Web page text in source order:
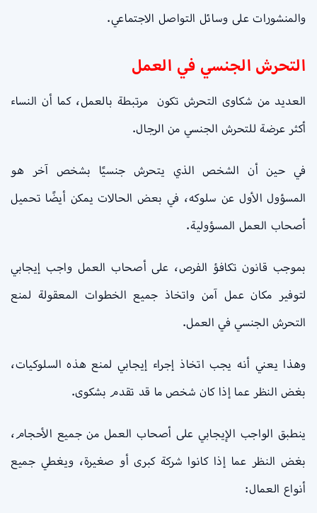
والمنشورات على وسائل التواصل الاجتماعي.
التحرش الجنسي في العمل
العديد من شكاوى التحرش تكون مرتبطة بالعمل، كما أن النساء
أكثر عرضة للتحرش الجنسي من الرجال.
في حين أن الشخص الذي يتحرش جنسيًا بشخص آخر هو
المسؤول الأول عن سلوكه، في بعض الحالات يمكن أيضًا تحميل
أصحاب العمل المسؤولية.
بموجب قانون تكافؤ الفرص، على أصحاب العمل واجب إيجابي
لتوفير مكان عمل آمن واتخاذ جميع الخطوات المعقولة لمنع
التحرش الجنسي في العمل.
وهذا يعني أنه يجب اتخاذ إجراء إيجابي لمنع هذه السلوكيات،
بغض النظر عما إذا كان شخص ما قد تقدم بشكوى.
ينطبق الواجب الإيجابي على أصحاب العمل من جميع الأحجام،
بغض النظر عما إذا كانوا شركة كبرى أو صغيرة، ويغطي جميع
أنواع العمال: